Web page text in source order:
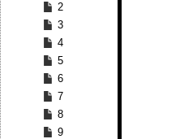
2
3
4
5
6
7
8
9